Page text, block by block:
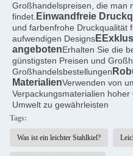
Großhandelspreisen, die man
findet. Einwandfreie
und farbenfrohe Druckqualität
aufwendigen DesignsE
angebotenErhalten Sie die
günstigsten Preisen und
Großhandelsbestellungen
MaterialienVerwenden von
Verpackungsmaterialien
Umwelt zu gewährleisten
Tags:
Was ist ein leichter Stahlkiel?